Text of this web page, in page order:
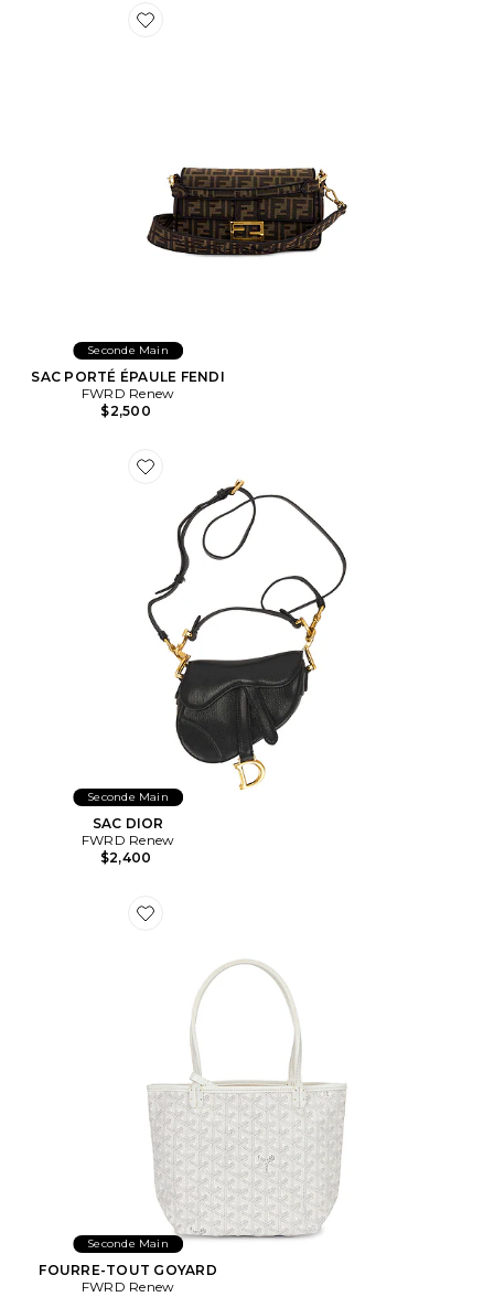
Favorite SAC PORTÉ ÉPAULE FENDI
Seconde Main
SAC PORTÉ ÉPAULE FENDI
FWRD Renew
$2,500
Favorite SAC DIOR
Seconde Main
SAC DIOR
FWRD Renew
$2,400
Favorite FOURRE-TOUT GOYARD
Seconde Main
FOURRE-TOUT GOYARD
FWRD Renew